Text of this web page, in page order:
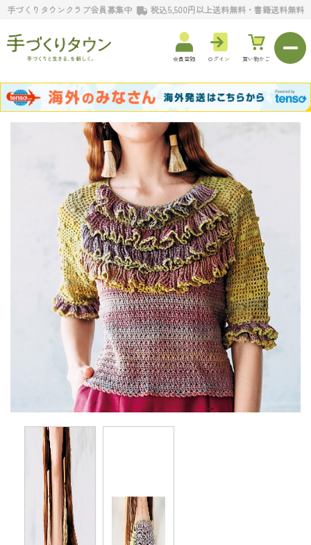
手づくりタウンクラブ会員募集中 税込5,500円以上送料無料・書籍送料無料
会員登録 ログイン 買い物かご